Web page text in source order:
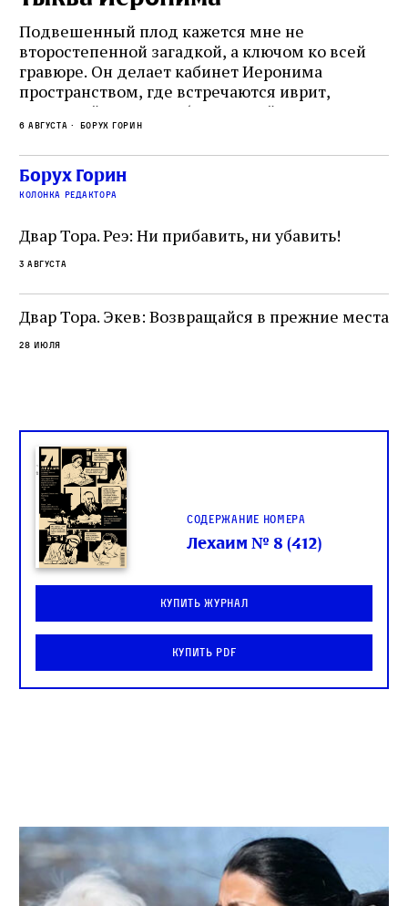
Подвешенный плод кажется мне не
второстепенной загадкой, а ключом ко всей
гравюре. Он делает кабинет Иеронима
пространством, где встречаются иврит,
греческий и латынь; буквальный смысл и
церковная традиция; филологическая
точность и понятность; переводчик,
убеждённый в необходимости исправления, и
читатель, воспринимающий исправление как
не просто покровитель переводчиков,
окружённый книгами. Перед нами человек,
одно решение которого вызвало возмущение
целой общины и стало частью многовекового
спора о том, кому принадлежит последнее
слово в переводе Библии
6 августа Борух Горин
Борух Горин
колонка редактора
Двар Тора. Реэ: Ни прибавить, ни убавить!
3 августа
Двар Тора. Экев: Возвращайся в прежние места
28 июля
Содержание номера
Лехаим № 8 (412)
Купить журнал
Купить PDF